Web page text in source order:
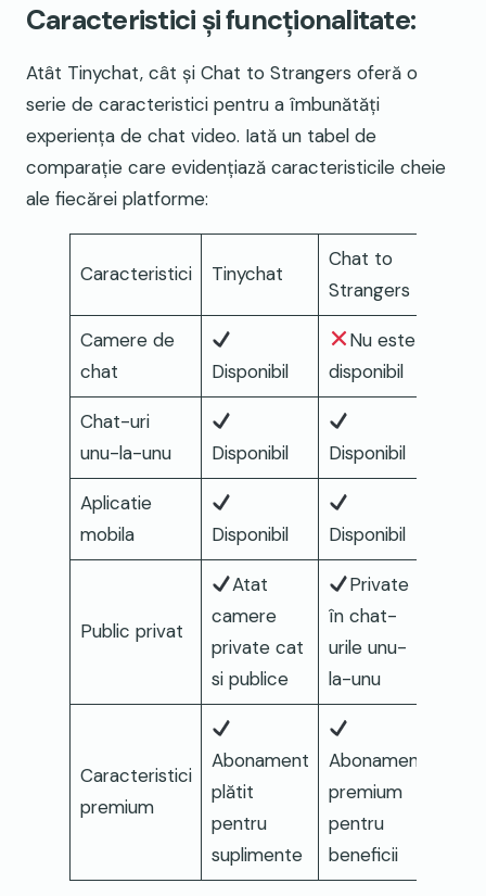
Caracteristici și funcționalitate:
Atât Tinychat, cât și Chat to Strangers oferă o
serie de caracteristici pentru a îmbunătăți
experiența de chat video. Iată un tabel de
comparație care evidențiază caracteristicile cheie
ale fiecărei platforme:
Caracteristici Tinychat
Chat to
Strangers
Camere de
chat
Disponibil
Nu este
disponibil
Chat-uri
unu-la-unu
Disponibil Disponibil
Aplicatie
mobila
Disponibil Disponibil
Public privat
Atat
camere
private cat
si publice
Private
în chat-
urile unu-
la-unu
Caracteristici
premium
Abonament
plătit
pentru
suplimente
Abonament
premium
pentru
beneficii